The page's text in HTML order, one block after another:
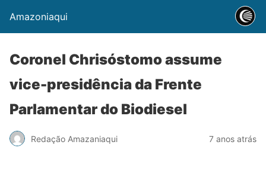
Amazoniaqui
Coronel Chrisóstomo assume
vice-presidência da Frente
Parlamentar do Biodiesel
Redação Amazaniaqui 7 anos atrás